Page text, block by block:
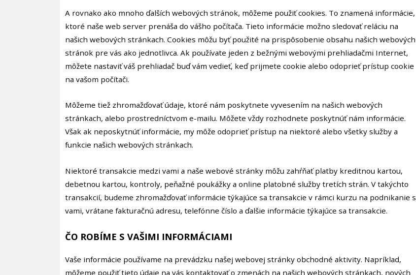
A rovnako ako mnoho ďalších webových stránok, môžeme použiť cookies. To znamená informácie,
ktoré naše web server prenáša do vášho počítača. Tieto informácie možno sledovať reláciu na
našich webových stránkach. Cookies môžu byť použité na prispôsobenie obsahu našich webových
stránok pre vás ako jednotlivca. Ak používate jeden z bežnými webovými prehliadačmi Internet,
môžete nastaviť váš prehliadač buď vám vedieť, keď prijmete cookie alebo odoprieť prístup cookie
na vašom počítači.
Môžeme tiež zhromažďovať údaje, ktoré nám poskytnete vyvesením na našich webových
stránkach, alebo prostredníctvom e-mailu. Môžete vždy rozhodnete poskytnúť nám informácie.
Však ak neposkytnúť informácie, my môže odoprieť prístup na niektoré alebo všetky služby a
funkcie našich webových stránkach.
Niektoré transakcie medzi vami a naše webové stránky môžu zahŕňať platby kreditnou kartou,
debetnou kartou, kontroly, peňažné poukážky a online platobné služby tretích strán. V takýchto
transakcií, budeme zhromažďovať informácie týkajúce sa transakcie v rámci kurzu na podnikanie s
vami, vrátane fakturačnú adresu, telefónne číslo a ďalšie informácie týkajúce sa transakcie.
ČO ROBÍME S VAŠIMI INFORMÁCIAMI
Vaše informácie používame na prevádzku našej webovej stránky obchodné aktivity. Napríklad,
môžeme použiť tieto údaje na vás kontaktovať o zmenách na našich webových stránkach, nových